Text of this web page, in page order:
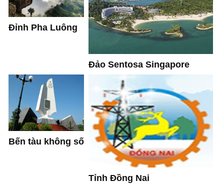
Đỉnh Pha Luông
Đảo Sentosa Singapore
Bến tàu không số
Tỉnh Đồng Nai